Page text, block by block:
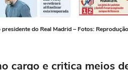
do Real Madrid – Fotos: Reprodução
cargo e critica meios